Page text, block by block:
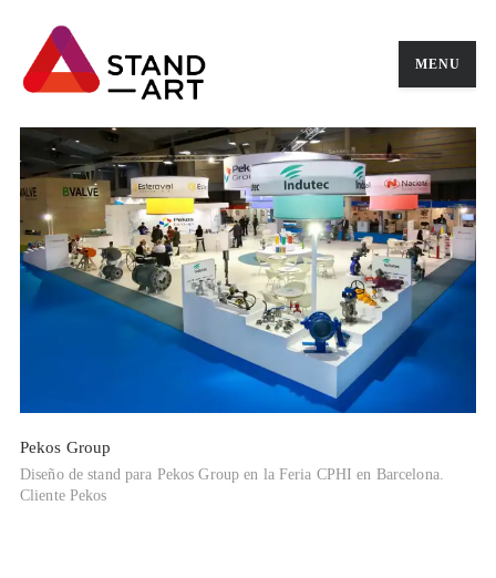
MENU
Pekos Group
Diseño de stand para Pekos Group en la Feria CPHI en Barcelona.
Cliente Pekos